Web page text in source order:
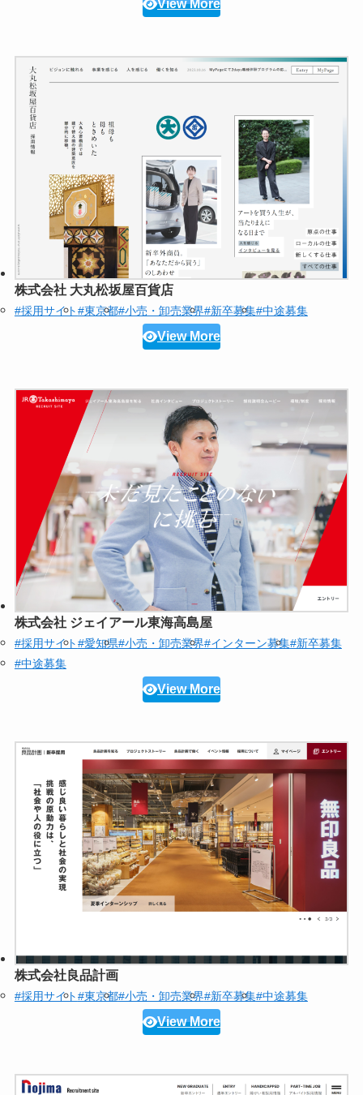
View More
株式会社 大丸松坂屋百貨店
#採用サイト#東京都#小売・卸売業界#新卒募集#中途募集
View More
株式会社 ジェイアール東海高島屋
#採用サイト#愛知県#小売・卸売業界#インターン募集#新卒募集
#中途募集
View More
株式会社良品計画
#採用サイト#東京都#小売・卸売業界#新卒募集#中途募集
View More